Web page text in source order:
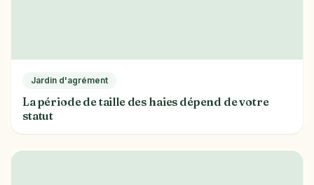
Jardin d'agrément
La période de taille des haies dépend de votre
statut